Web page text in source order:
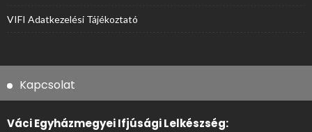
VIFI Adatkezelési Tájékoztató
Kapcsolat
Váci Egyházmegyei Ifjúsági Lelkészség: